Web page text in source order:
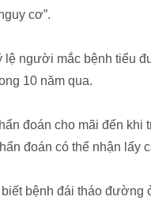
cơ”.
lệ người mắc bệnh tiểu
10 năm qua.
đoán cho mãi đến khi
đoán có thể nhận lấy
bệnh đái tháo đường